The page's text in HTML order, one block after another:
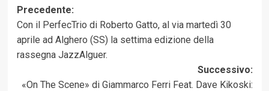
Navigazione
articolo
Precedente:
Con il PerfecTrio di Roberto Gatto, al via martedì 30
aprile ad Alghero (SS) la settima edizione della
rassegna JazzAlguer.
Successivo:
«On The Scene» di Giammarco Ferri Feat. Dave Kikoski: